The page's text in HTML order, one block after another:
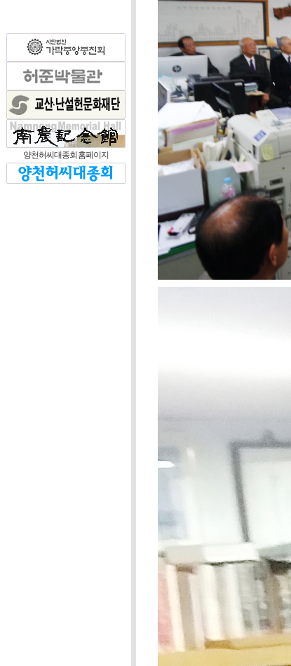
양천허씨대종회 홈페이지